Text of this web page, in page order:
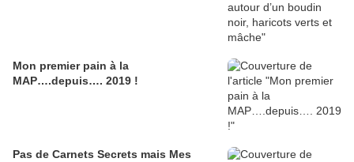
Mon premier pain à la
MAP….depuis…. 2019 !
Pas de Carnets Secrets mais Mes